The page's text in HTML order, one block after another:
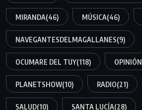
MIRANDA(46) MÚSICA(46)
NAVEGANTESDELMAGALLANES(9)
OCUMARE DEL TUY(118) OPINIÓN
PLANETSHOW(10) RADIO(21)
SALUD(10) SANTA LUCÍA(28)